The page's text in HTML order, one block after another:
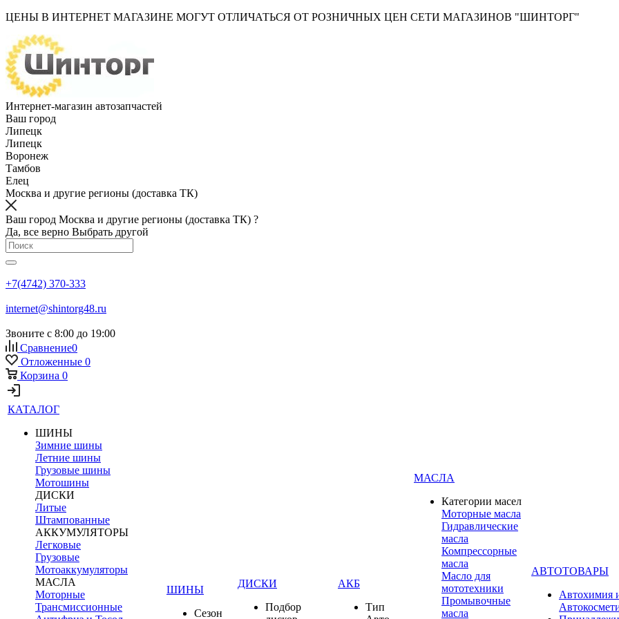
ЦЕНЫ В ИНТЕРНЕТ МАГАЗИНЕ МОГУТ ОТЛИЧАТЬСЯ ОТ РОЗНИЧНЫХ ЦЕН СЕТИ МАГАЗИНОВ "ШИНТОРГ"
Интернет-магазин автозапчастей
Ваш город
Липецк
Липецк
Воронеж
Тамбов
Елец
Москва и другие регионы (доставка ТК)
Ваш город Москва и другие регионы (доставка ТК) ?
Да, все верно Выбрать другой
+7(4742) 370-333
internet@shintorg48.ru
Звоните с 8:00 до 19:00
Сравнение0
Отложенные 0
Корзина 0
КАТАЛОГ
ШИНЫ
Зимние шины
Летние шины
Грузовые шины
Мотошины
ДИСКИ
Литые
Штампованные
АККУМУЛЯТОРЫ
Легковые
Грузовые
Мотоаккумуляторы
МАСЛА
Моторные
Трансмиссионные
ШИНЫ
Сезон
ДИСКИ
Подбор
АКБ
Тип
МАСЛА
Категории масел
Моторные масла
Гидравлические
масла
Компрессорные
масла
Масло для
мототехники
Промывочные
масла
АВТОТОВАРЫ
Автохимия